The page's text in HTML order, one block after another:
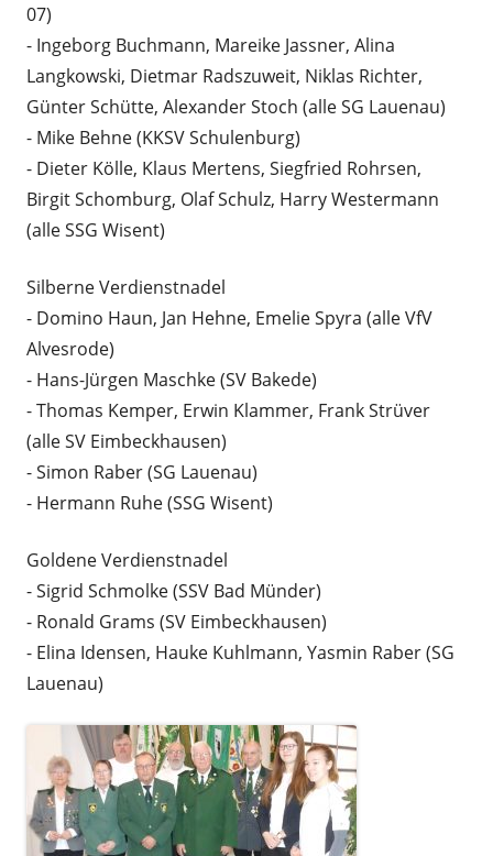
07)
- Ingeborg Buchmann, Mareike Jassner, Alina
Langkowski, Dietmar Radszuweit, Niklas Richter,
Günter Schütte, Alexander Stoch (alle SG Lauenau)
- Mike Behne (KKSV Schulenburg)
- Dieter Kölle, Klaus Mertens, Siegfried Rohrsen,
Birgit Schomburg, Olaf Schulz, Harry Westermann
(alle SSG Wisent)
Silberne Verdienstnadel
- Domino Haun, Jan Hehne, Emelie Spyra (alle VfV
Alvesrode)
- Hans-Jürgen Maschke (SV Bakede)
- Thomas Kemper, Erwin Klammer, Frank Strüver
(alle SV Eimbeckhausen)
- Simon Raber (SG Lauenau)
- Hermann Ruhe (SSG Wisent)
Goldene Verdienstnadel
- Sigrid Schmolke (SSV Bad Münder)
- Ronald Grams (SV Eimbeckhausen)
- Elina Idensen, Hauke Kuhlmann, Yasmin Raber (SG
Lauenau)